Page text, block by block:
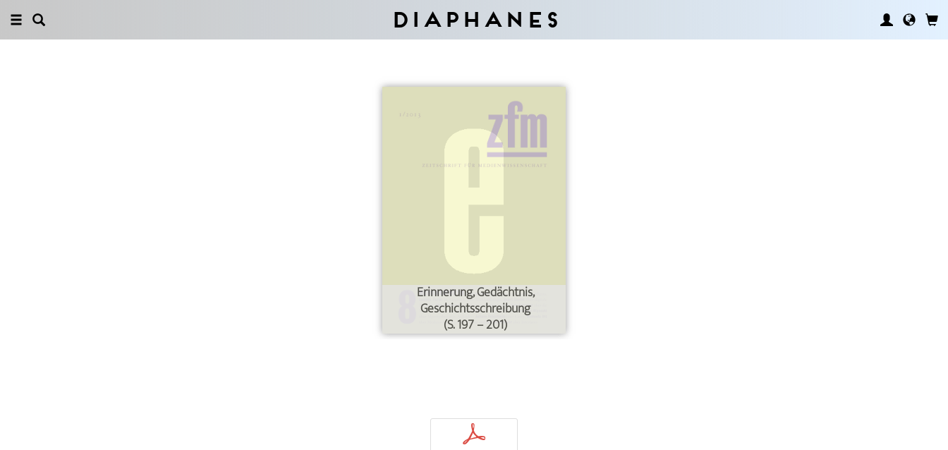
Diaphanes
Erinnerung, Gedächtnis,
Geschichtsschreibung
(S. 197 – 201)
p